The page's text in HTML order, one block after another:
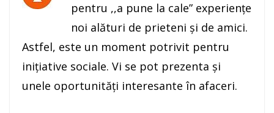
pentru ,,a pune la cale” experienţe
noi alături de prieteni şi de amici.
Astfel, este un moment potrivit pentru
iniţiative sociale. Vi se pot prezenta şi
unele oportunităţi interesante în afaceri.